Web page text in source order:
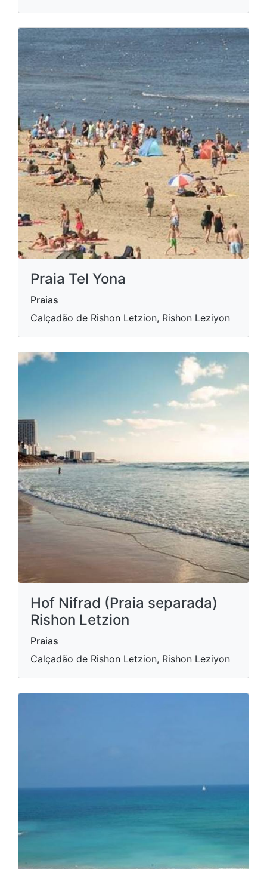
Praia Tel Yona
Praias
Calçadão de Rishon Letzion, Rishon Leziyon
Hof Nifrad (Praia separada)
Rishon Letzion
Praias
Calçadão de Rishon Letzion, Rishon Leziyon